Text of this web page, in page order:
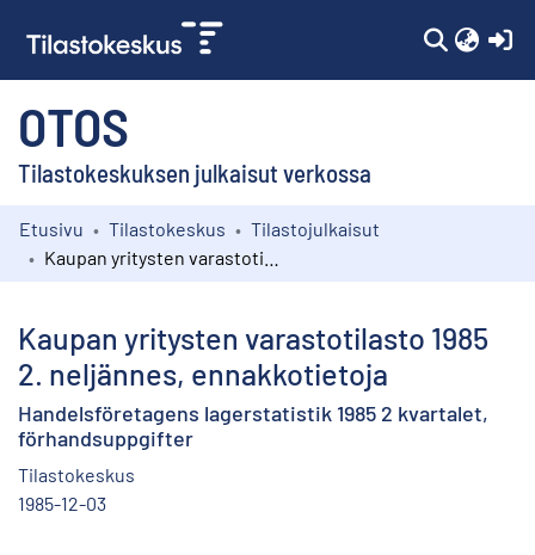
OTOS
Tilastokeskuksen julkaisut verkossa
Kokoelmat
Etusivu Tilastokeskus
Tilastojulkaisut
Kaupan yritysten varastotilasto 1985
2. neljännes, ennakkotietoja
Handelsföretagens lagerstatistik 1985 2 kvartalet,
förhandsuppgifter
Tilastokeskus
1985-12-03